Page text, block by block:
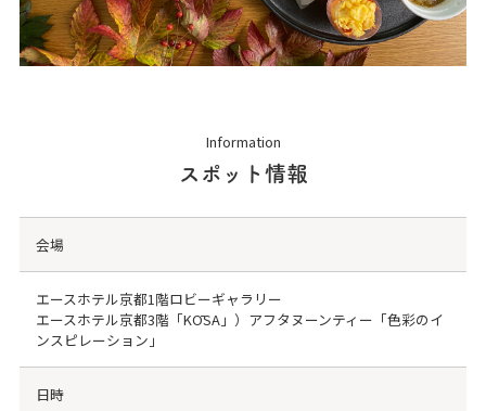
Information
スポット情報
会場
エースホテル京都1階ロビーギャラリー
エースホテル京都3階「KŌSA」）アフタヌーンティー「色彩のイ
ンスピレーション」
日時